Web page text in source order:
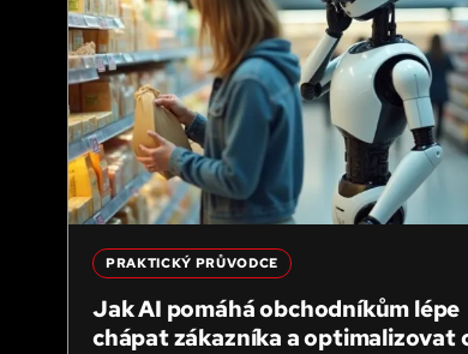
PRAKTICKÝ PRŮVODCE
Jak AI pomáhá obchodníkům lépe
chápat zákazníka a optimalizovat